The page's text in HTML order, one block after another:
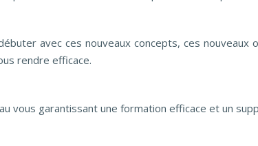
avec ces nouveaux concepts, ces nouveaux
rendre efficace.
vous garantissant une formation efficace et un